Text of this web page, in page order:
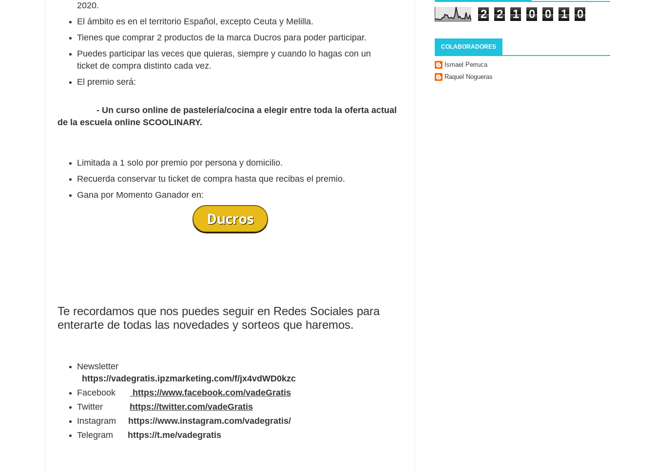
2020.
El ámbito es en el territorio Español, excepto Ceuta y Melilla.
Tienes que comprar 2 productos de la marca Ducros para poder participar.
Puedes participar las veces que quieras, siempre y cuando lo hagas con un
ticket de compra distinto cada vez.
El premio será:
- Un curso online de pastelería/cocina a elegir entre toda la oferta actual
de la escuela online SCOOLINARY.
Limitada a 1 solo por premio por persona y domicilio.
Recuerda conservar tu ticket de compra hasta que recibas el premio.
Gana por Momento Ganador en:
Ducros
Te recordamos que nos puedes seguir en Redes Sociales para
enterarte de todas las novedades y sorteos que haremos.
Newsletter
https://vadegratis.ipzmarketing.com/f/jx4vdWD0kzc
Facebook
https://www.facebook.com/vadeGratis
Twitter
https://twitter.com/vadeGratis
Instagram
https://www.instagram.com/vadegratis/
Telegram
https://t.me/vadegratis
2 2 1 0 0 1 0
COLABORADORES
Ismael Perruca
Raquel Nogueras